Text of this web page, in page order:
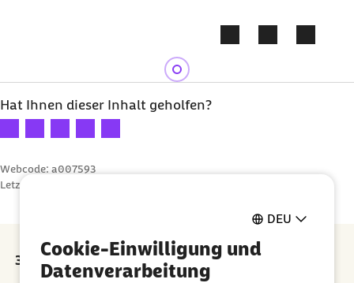
DEU
Cookie-Einwilligung und
Datenverarbeitung
Hat Ihnen dieser Inhalt geholfen?
Ihre Bewertung: 1 Stern
Ihre Bewertung: 2 Sterne
Ihre Bewertung: 3 Sterne
Ihre Bewertung: 4 Sterne
Ihre Bewertung: 5 Sterne
Webcode: a007593
Letzte Aktualisierung:
30 Euro Prämie für jede erfolgreiche Empfehlung